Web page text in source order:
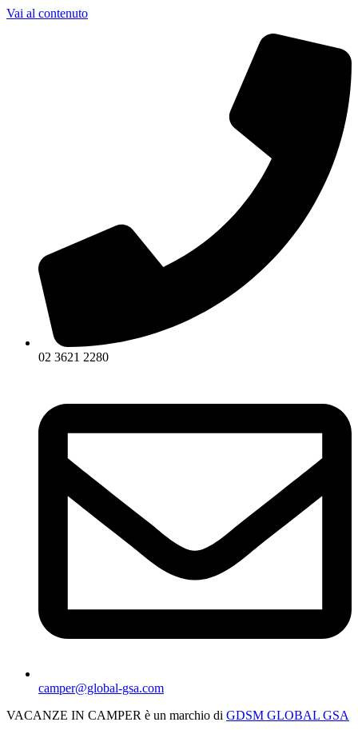
Vai al contenuto
02 3621 2280
camper@global-gsa.com
VACANZE IN CAMPER è un marchio di GDSM GLOBAL GSA